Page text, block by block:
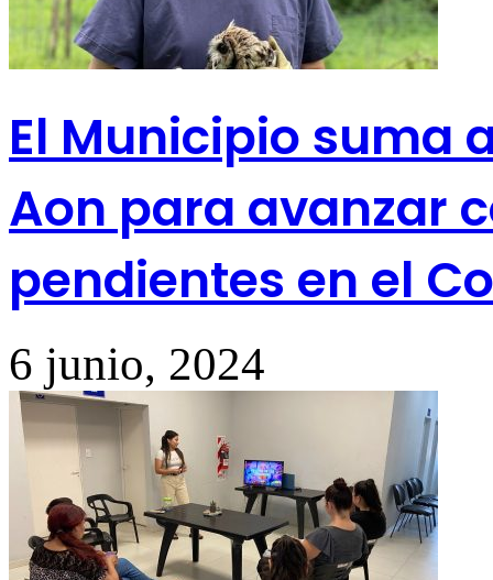
El Municipio suma
Aon para avanzar
pendientes en el
6 junio, 2024